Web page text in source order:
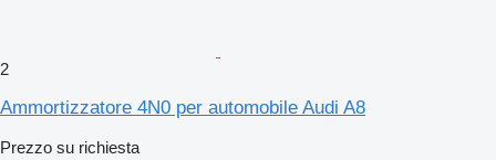
2
Ammortizzatore 4N0 per automobile Audi A8
Prezzo su richiesta